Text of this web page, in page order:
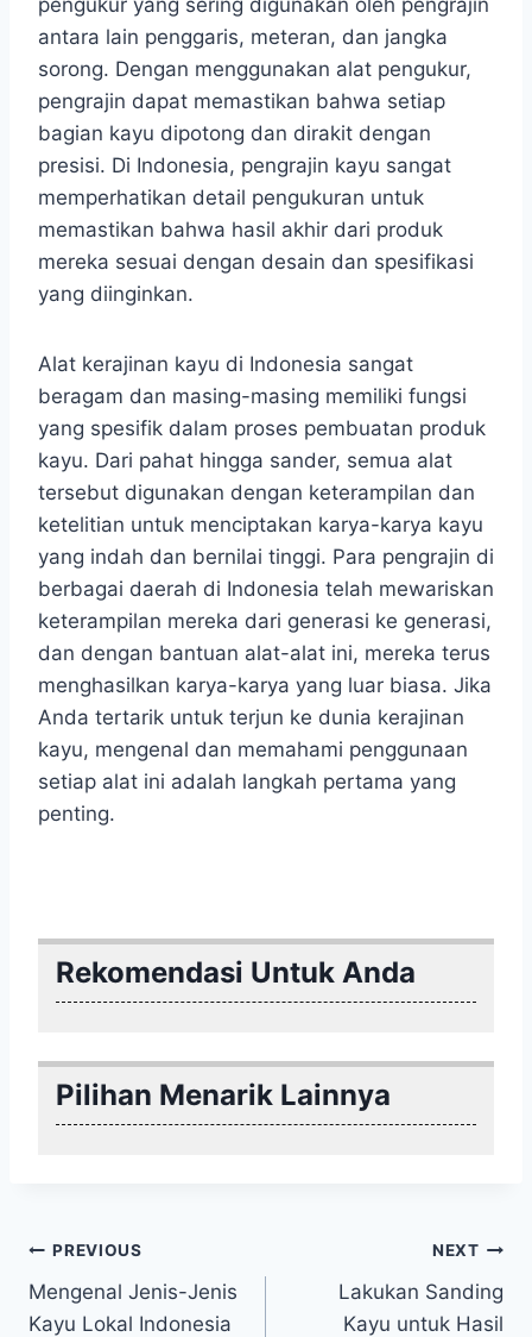
antara lain penggaris, meteran, dan jangka
sorong. Dengan menggunakan alat pengukur,
pengrajin dapat memastikan bahwa setiap
bagian kayu dipotong dan dirakit dengan
presisi. Di Indonesia, pengrajin kayu sangat
memperhatikan detail pengukuran untuk
memastikan bahwa hasil akhir dari produk
mereka sesuai dengan desain dan spesifikasi
yang diinginkan.
Alat kerajinan kayu di Indonesia sangat
beragam dan masing-masing memiliki fungsi
yang spesifik dalam proses pembuatan produk
kayu. Dari pahat hingga sander, semua alat
tersebut digunakan dengan keterampilan dan
ketelitian untuk menciptakan karya-karya kayu
yang indah dan bernilai tinggi. Para pengrajin di
berbagai daerah di Indonesia telah mewariskan
keterampilan mereka dari generasi ke generasi,
dan dengan bantuan alat-alat ini, mereka terus
menghasilkan karya-karya yang luar biasa. Jika
Anda tertarik untuk terjun ke dunia kerajinan
kayu, mengenal dan memahami penggunaan
setiap alat ini adalah langkah pertama yang
penting.
Rekomendasi Untuk Anda
Pilihan Menarik Lainnya
Post
navigation
PREVIOUS
Mengenal Jenis-Jenis
Kayu Lokal Indonesia
NEXT
Lakukan Sanding
Kayu untuk Hasil